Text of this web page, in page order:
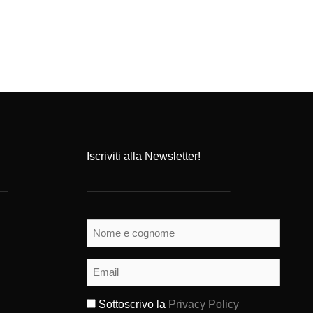
Iscriviti alla Newsletter!
Nome
cognome(Obbligatorio)
Email (Obbligatorio)
Sottoscrivo la Privacy Policy